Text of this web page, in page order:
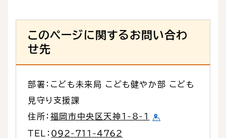
このページに関するお問い合わ
せ先
部署：こども未来局 こども健やか部 こども
見守り支援課
住所： 福岡市中央区天神1-8-1
TEL： 092-711-4762